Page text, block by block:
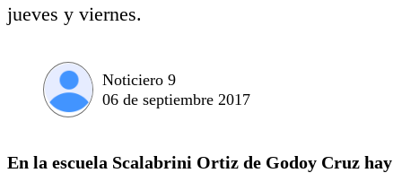
jueves y viernes.
Noticiero 9
06 de septiembre 2017
En la escuela Scalabrini Ortiz de Godoy Cruz hay